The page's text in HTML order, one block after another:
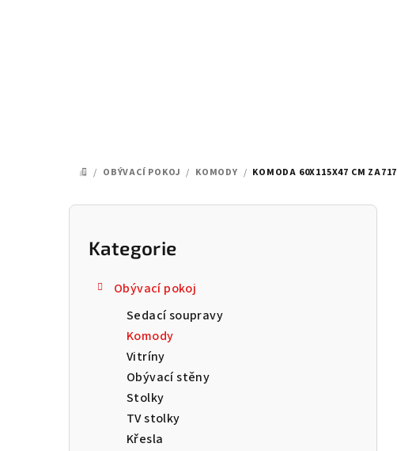
DOMŮ
/ OBÝVACÍ POKOJ / KOMODY / KOMODA 60X115X47 CM ZA717
P
Přeskočit
kategorie
Kategorie
Obývací pokoj
Sedací soupravy
Komody
Vitríny
Obývací stěny
Stolky
TV stolky
Křesla